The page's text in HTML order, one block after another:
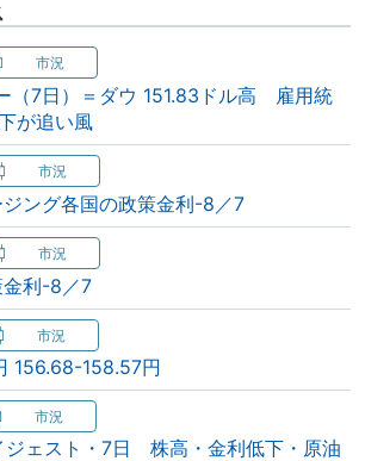
（7日）＝ダウ 151.83ドル高 雇用統
が追い風
ング各国の政策金利-8／7
金利-8／7
156.68-158.57円
ジェスト・7日 株高・金利低下・原油